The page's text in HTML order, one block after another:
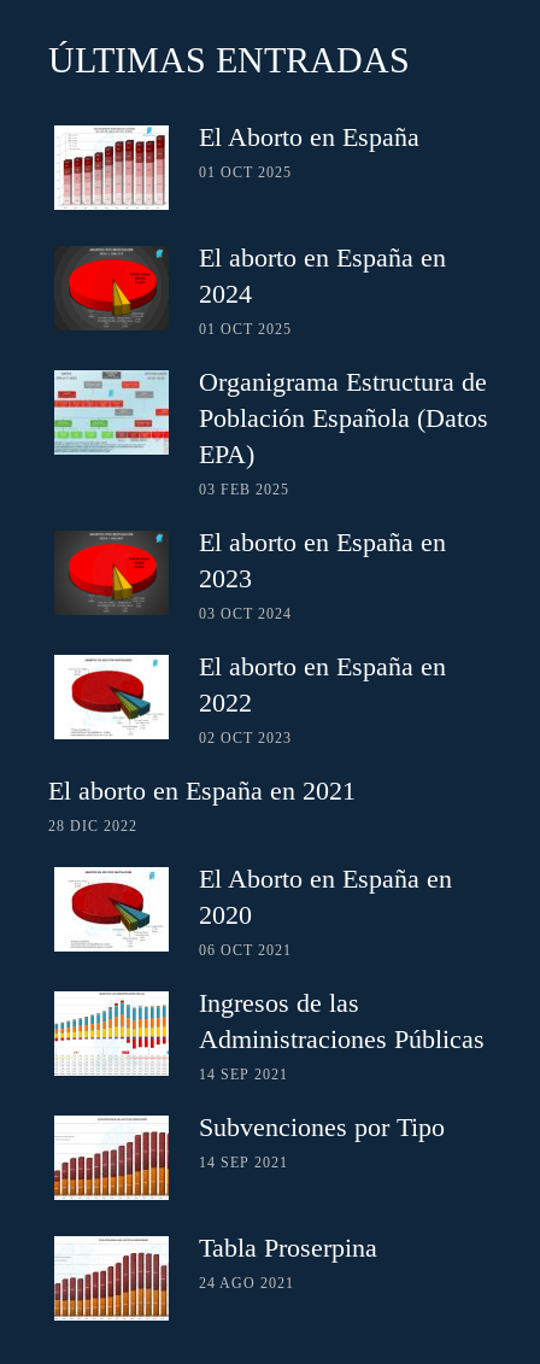
ÚLTIMAS ENTRADAS
El Aborto en España
01 OCT 2025
El aborto en España en
2024
01 OCT 2025
Organigrama Estructura de
Población Española (Datos
EPA)
03 FEB 2025
El aborto en España en
2023
03 OCT 2024
El aborto en España en
2022
02 OCT 2023
El aborto en España en 2021
28 DIC 2022
El Aborto en España en
2020
06 OCT 2021
Ingresos de las
Administraciones Públicas
14 SEP 2021
Subvenciones por Tipo
14 SEP 2021
Tabla Proserpina
24 AGO 2021